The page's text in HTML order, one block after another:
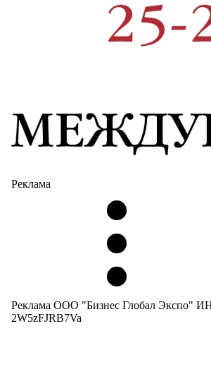
Реклама
Реклама ООО "Бизнес Глобал Экспо"
2W5zFJRB7Va